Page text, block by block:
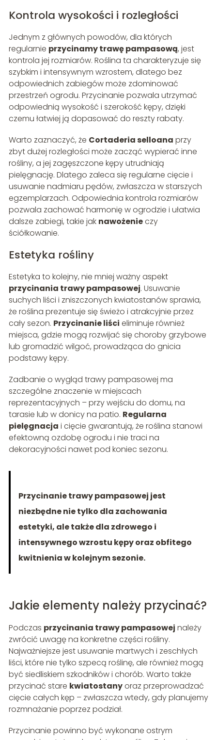
Kontrola wysokości i rozległości
Jednym z głównych powodów, dla których
regularnie przycinamy trawę pampasową, jest
kontrola jej rozmiarów. Roślina ta charakteryzuje się
szybkim i intensywnym wzrostem, dlatego bez
odpowiednich zabiegów może zdominować
przestrzeń ogrodu. Przycinanie pozwala utrzymać
odpowiednią wysokość i szerokość kępy, dzięki
czemu łatwiej ją dopasować do reszty rabaty.
Warto zaznaczyć, że Cortaderia selloana przy
zbyt dużej rozległości może zacząć wypierać inne
rośliny, a jej zagęszczone kępy utrudniają
pielęgnację. Dlatego zaleca się regularne cięcie i
usuwanie nadmiaru pędów, zwłaszcza w starszych
egzemplarzach. Odpowiednia kontrola rozmiarów
pozwala zachować harmonię w ogrodzie i ułatwia
dalsze zabiegi, takie jak nawożenieczy
ściółkowanie.
Estetyka rośliny
Estetyka to kolejny, nie mniej ważny aspekt
przycinania trawy pampasowej. Usuwanie
suchych liści i zniszczonych kwiatostanów sprawia,
że roślina prezentuje się świeżo i atrakcyjnie przez
cały sezon. Przycinanie liści eliminuje również
miejsca, gdzie mogą rozwijać się choroby grzybowe
lub gromadzić wilgoć, prowadząca do gnicia
podstawy kępy.
Zadbanie o wygląd trawy pampasowej ma
szczególne znaczenie w miejscach
reprezentacyjnych – przy wejściu do domu, na
tarasie lub w donicy na patio. Regularna
pielęgnacja i cięcie gwarantują, że roślina stanowi
efektowną ozdobę ogrodu i nie traci na
dekoracyjności nawet pod koniec sezonu.
Przycinanie trawy pampasowej jest
niezbędne nie tylko dla zachowania
estetyki, ale także dla zdrowego i
intensywnego wzrostu kępy oraz obfitego
kwitnienia w kolejnym sezonie.
Jakie elementy należy przycinać?
Podczas przycinania trawy pampasowej należy
zwrócić uwagę na konkretne części rośliny.
Najważniejsze jest usuwanie martwych i zeschłych
liści, które nie tylko szpecą roślinę, ale również mogą
być siedliskiem szkodników i chorób. Warto także
przycinać stare kwiatostanyoraz przeprowadzać
cięcie całych kęp – zwłaszcza wtedy, gdy planujemy
rozmnażanie poprzez podział.
Przycinanie powinno być wykonane ostrym